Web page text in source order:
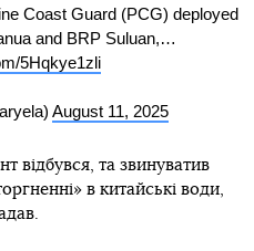
Coast Guard (PCG) deployed
and BRP Suluan,…
5Hqkye1zli
August 11, 2025
відбувся, та звинуватив
в китайські води,